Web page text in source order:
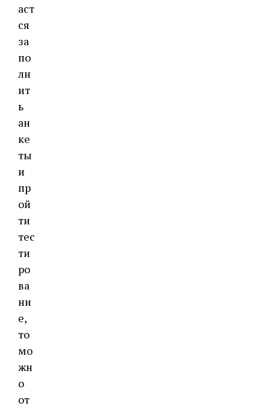
аст
ся
за
по
лн
ит
ь
ан
ке
ты
и
пр
ой
ти
тес
ти
ро
ва
ни
е,
то
мо
жн
о
от